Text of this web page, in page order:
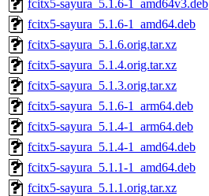
fcitx5-sayura_5.1.6-1_amd64v3.deb
fcitx5-sayura_5.1.6-1_amd64.deb
fcitx5-sayura_5.1.6.orig.tar.xz
fcitx5-sayura_5.1.4.orig.tar.xz
fcitx5-sayura_5.1.3.orig.tar.xz
fcitx5-sayura_5.1.6-1_arm64.deb
fcitx5-sayura_5.1.4-1_arm64.deb
fcitx5-sayura_5.1.4-1_amd64.deb
fcitx5-sayura_5.1.1-1_amd64.deb
fcitx5-sayura_5.1.1.orig.tar.xz